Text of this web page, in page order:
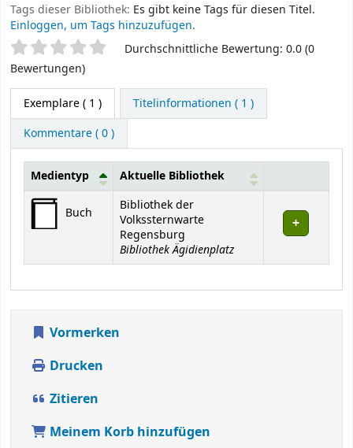
Tags dieser Bibliothek: Es gibt keine Tags für diesen Titel.
Einloggen, um Tags hinzuzufügen.
SternchenbewertungDurchschnittliche Bewertung: 0.0 (0
Bewertungen)
Exemplare( 1 )
Titelinformationen ( 1 )
Kommentare ( 0 )
Exemplare
Medientyp Aktuelle Bibliothek
Buch
Bibliothek der
Volkssternwarte
Regensburg
Bibliothek Ägidienplatz
Vormerken
Drucken
Zitieren
Meinem Korb hinzufügen